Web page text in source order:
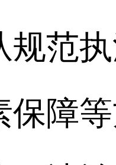
规范
保障